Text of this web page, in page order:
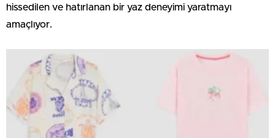
hissedilen ve hatırlanan bir yaz deneyimi yaratmayı
amaçlıyor.